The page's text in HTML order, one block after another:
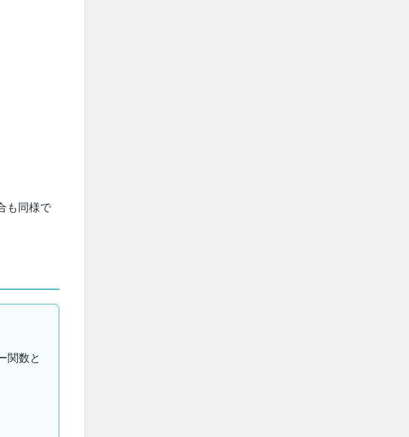
\boldsymbol{a} &= \lim_{h \to 0} \dfrac{\boldsymbol{a}
も同様で
関数と
(\boldsymbol{a} + \boldsymbol{b}) &= \dfrac{d}{dt}